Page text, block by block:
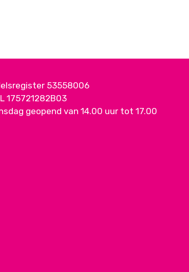
53558006
175721282B03
geopend van 14.00 uur tot 17.00